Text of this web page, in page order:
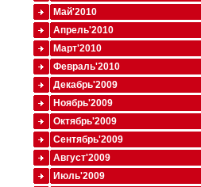
Май'2010
Апрель'2010
Март'2010
Февраль'2010
Декабрь'2009
Ноябрь'2009
Октябрь'2009
Сентябрь'2009
Август'2009
Июль'2009